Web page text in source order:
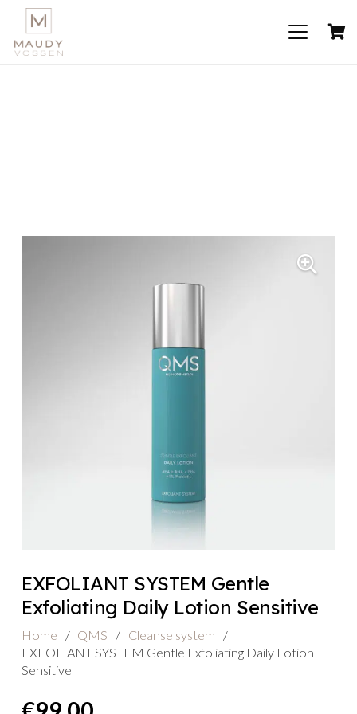
EXFOLIANT SYSTEM Gentle
Exfoliating Daily Lotion Sensitive
Home / QMS / Cleanse system
/
EXFOLIANT SYSTEM Gentle Exfoliating Daily Lotion
Sensitive